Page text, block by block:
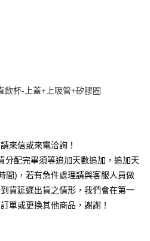
兆豐國際商業銀行
永豐商業銀行
中國信託商業銀行
台北富邦商業銀行
遠東國際商業銀行
永豐商業銀行
星展（台灣）商業銀行
第一商業銀行
華泰商業銀行
遠東國際商業銀行
永豐商業銀行
星展（台灣）商業銀行
中國信託商業銀行
飲杯-上蓋+上吸管+矽膠圈
來信或來電洽詢！
分配完畢須等追加天數追加，追加天
間)，若有急件處理請與客服人員做
貨延遲出貨之情形，我們會在第一
單或更換其他商品，謝謝！